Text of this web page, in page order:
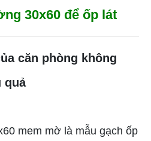
30x60 để ốp lát
căn phòng không
quả
mem mờ là mẫu gạch ốp